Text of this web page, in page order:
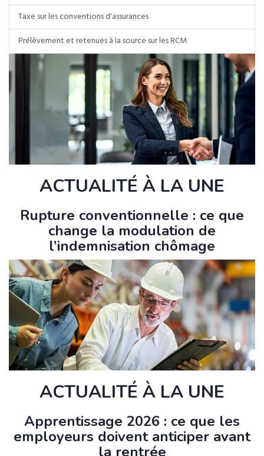
Taxe sur les conventions d'assurances
Prélèvement et retenues à la source sur les RCM
ACTUALITÉ À LA UNE
Rupture conventionnelle : ce que
change la modulation de
l’indemnisation chômage
ACTUALITÉ À LA UNE
Apprentissage 2026 : ce que les
employeurs doivent anticiper avant
la rentrée